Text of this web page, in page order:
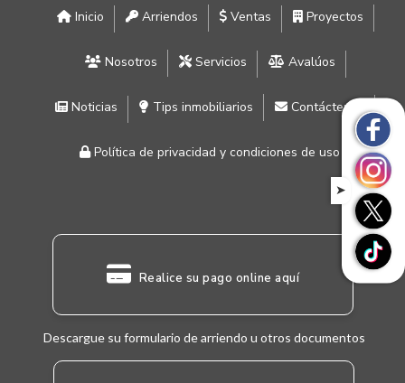
Inicio Arriendos Ventas Proyectos
Nosotros Servicios Avalúos
Noticias Tips inmobiliarios Contáctenos
Política de privacidad y condiciones de uso
Realice su pago online aquí
Descargue su formulario de arriendo u otros documentos
➤